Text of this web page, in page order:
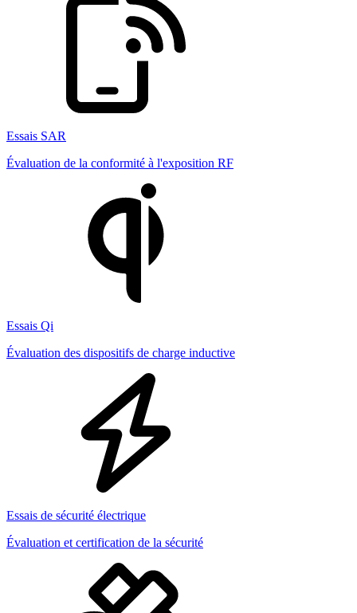
Essais SAR
Évaluation de la conformité à l'exposition RF
Essais Qi
Évaluation des dispositifs de charge inductive
Essais de sécurité électrique
Évaluation et certification de la sécurité